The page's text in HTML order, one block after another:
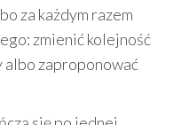
za każdym razem
zmienić kolejność
zaproponować